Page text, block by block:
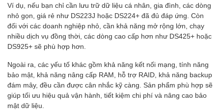
Ví dụ, nếu bạn chỉ cần lưu trữ dữ liệu cá nhân, gia đình, các dòng
nhỏ gọn, giá rẻ như DS223J hoặc DS224+ đã đủ đáp ứng. Còn
đối với các doanh nghiệp nhỏ, cần khả năng mở rộng lớn, chạy
nhiều dịch vụ đồng thời, các dòng cao cấp hơn như DS425+ hoặc
DS925+ sẽ phù hợp hơn.
Ngoài ra, các yếu tố khác gồm khả năng kết nối mạng, tính năng
bảo mật, khả năng nâng cấp RAM, hỗ trợ RAID, khả năng backup
đám mây, đều cần được cân nhắc kỹ càng. Sản phẩm phù hợp sẽ
giúp tối ưu hiệu quả vận hành, tiết kiệm chi phí và nâng cao bảo
mật dữ liệu.